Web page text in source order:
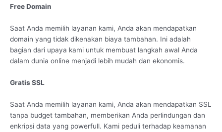
Free Domain
Saat Anda memilih layanan kami, Anda akan mendapatkan
domain yang tidak dikenakan biaya tambahan. Ini adalah
bagian dari upaya kami untuk membuat langkah awal Anda
dalam dunia online menjadi lebih mudah dan ekonomis.
Gratis SSL
Saat Anda memilih layanan kami, Anda akan mendapatkan SSL
tanpa budget tambahan, memberikan Anda perlindungan dan
enkripsi data yang powerfull. Kami peduli terhadap keamanan